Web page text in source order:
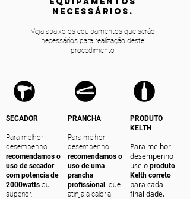
NECESSÁRIOS.
Veja abaixo os equipamentos que serão
necessários para realização deste
procedimento
SECADOR
Para melhor
desempenho
recomendamos o
uso de secador
com potencia de
2000watts ou
superior.
PRANCHA
Para melhor
desempenho
recomendamos o
uso de uma
prancha
profissional que
atinja a caloria
PRODUTO
KELTH
Para melhor
desempenho
use o produto
Kelth correto
para cada
finalidade.